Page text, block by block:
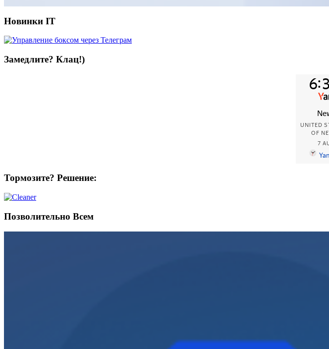
Новинки IT
Замедлите? Клац!)
Тормозите? Решение:
Позволительно Всем